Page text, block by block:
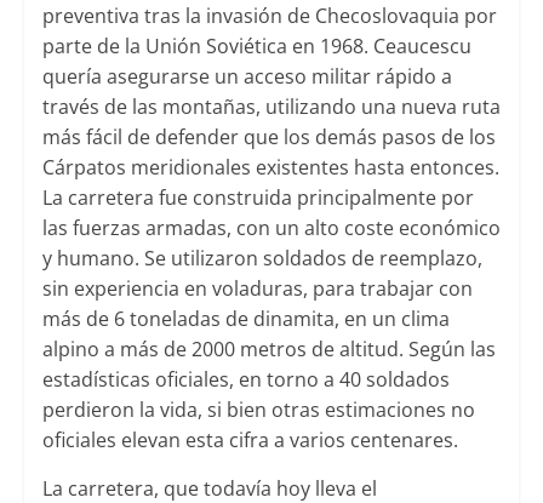
preventiva tras la invasión de Checoslovaquia por
parte de la Unión Soviética en 1968. Ceaucescu
quería asegurarse un acceso militar rápido a
través de las montañas, utilizando una nueva ruta
más fácil de defender que los demás pasos de los
Cárpatos meridionales existentes hasta entonces.
La carretera fue construida principalmente por
las fuerzas armadas, con un alto coste económico
y humano. Se utilizaron soldados de reemplazo,
sin experiencia en voladuras, para trabajar con
más de 6 toneladas de dinamita, en un clima
alpino a más de 2000 metros de altitud. Según las
estadísticas oficiales, en torno a 40 soldados
perdieron la vida, si bien otras estimaciones no
oficiales elevan esta cifra a varios centenares.
La carretera, que todavía hoy lleva el